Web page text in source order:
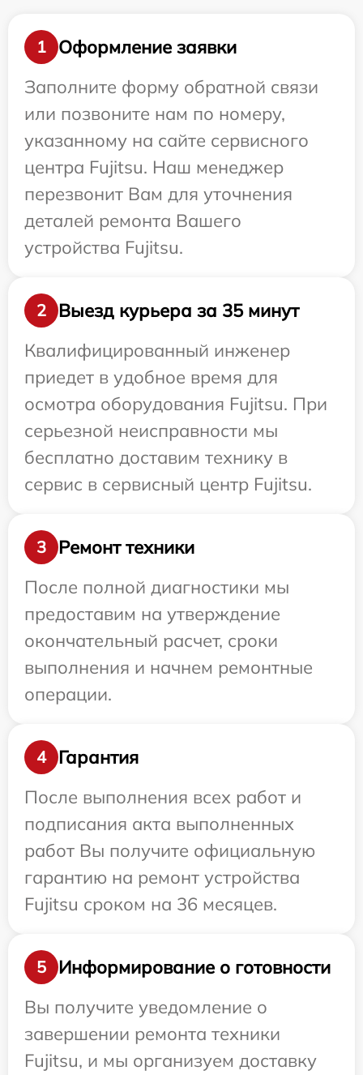
1
Оформление заявки
Заполните форму обратной связи
или позвоните нам по номеру,
указанному на сайте сервисного
центра Fujitsu. Наш менеджер
перезвонит Вам для уточнения
деталей ремонта Вашего
устройства Fujitsu.
2
Выезд курьера за 35 минут
Квалифицированный инженер
приедет в удобное время для
осмотра оборудования Fujitsu. При
серьезной неисправности мы
бесплатно доставим технику в
сервис в сервисный центр Fujitsu.
3
Ремонт техники
После полной диагностики мы
предоставим на утверждение
окончательный расчет, сроки
выполнения и начнем ремонтные
операции.
4
Гарантия
После выполнения всех работ и
подписания акта выполненных
работ Вы получите официальную
гарантию на ремонт устройства
Fujitsu сроком на 36 месяцев.
5
Информирование о готовности
Вы получите уведомление о
завершении ремонта техники
Fujitsu, и мы организуем доставку